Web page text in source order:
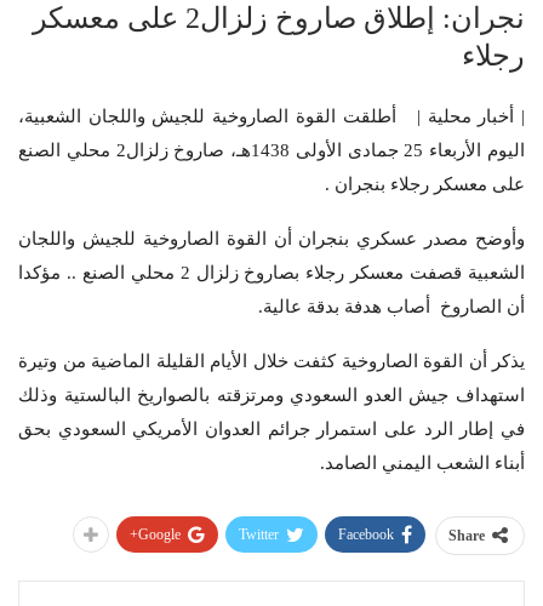
نجران: إطلاق صاروخ زلزال2 على معسكر
رجلاء
| أخبار محلية | أطلقت القوة الصاروخية للجيش واللجان الشعبية،
اليوم الأربعاء 25 جمادى الأولى 1438هـ، صاروخ زلزال2 محلي الصنع
على معسكر رجلاء بنجران .
وأوضح مصدر عسكري بنجران أن القوة الصاروخية للجيش واللجان
الشعبية قصفت معسكر رجلاء بصاروخ زلزال 2 محلي الصنع .. مؤكدا
أن الصاروخ أصاب هدفة بدقة عالية.
يذكر أن القوة الصاروخية كثفت خلال الأيام القليلة الماضية من وتيرة
استهداف جيش العدو السعودي ومرتزقته بالصواريخ البالستية وذلك
في إطار الرد على استمرار جرائم العدوان الأمريكي السعودي بحق
أبناء الشعب اليمني الصامد.
Share
Facebook
Twitter
Google+